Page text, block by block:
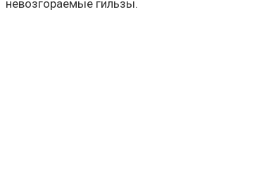
невозгораемые гильзы.